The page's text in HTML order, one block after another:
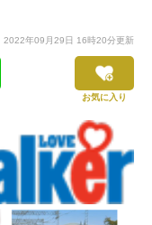
2022年09月29日 16時20分更新
お気に入り